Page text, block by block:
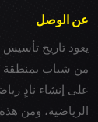
عن الوصل
من شباب بمنطقة
على إنشاء نادٍ
الرياضية، ومن